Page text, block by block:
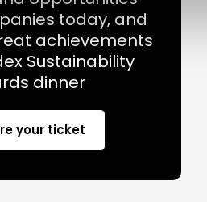
today, and
achievements
Sustainability
dinner
your ticket